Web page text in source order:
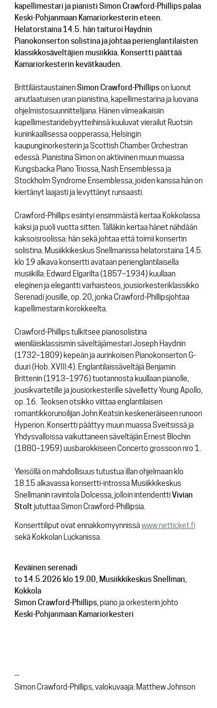
kapellimestari ja pianisti Simon Crawford-Phillips palaa
Keski-Pohjanmaan Kamariorkesterin eteen.
Helatorstaina 14.5. hän taituroi Haydnin
Pianokonserton solistina ja johtaa perienglantilaisten
klassikkosäveltäjien musiikkia. Konsertti päättää
Kamariorkesterin kevätkauden.
BrittiläistaustainenSimon Crawford-Phillipson luonut
ainutlaatuisen uran pianistina, kapellimestarina ja luovana
ohjelmistosuunnittelijana. Hänen viimeaikaisiin
kapellimestaridebyytteihinsä kuuluvat vierailut Ruotsin
kuninkaallisessa oopperassa, Helsingin
kaupunginorkesterin ja Scottish Chamber Orchestran
edessä. Pianistina Simon on aktiivinen muun muassa
Kungsbacka Piano Triossa, Nash Ensemblessa ja
Stockholm Syndrome Ensemblessa, joiden kanssa hän on
kiertänyt laajasti ja levyttänyt runsaasti.
Crawford-Phillips esiintyi ensimmäistä kertaa Kokkolassa
kaksi ja puoli vuotta sitten. Tälläkin kertaa hänet nähdään
kaksoisroolissa: hän sekä johtaa että toimii konsertin
solistina. Musiikkikeskus Snellmanissa helatorstaina 14.5.
klo 19 alkava konsertti avataan perienglantilaisella
musiikilla: Edward Elgarilta (1857–1934) kuullaan
eleginen ja elegantti varhaisteos, jousiorkesteriklassikko
Serenadi jousille, op. 20, jonka Crawford-Phillipsjohtaa
kapellimestarin korokkeelta.
Crawford-Phillips tulkitsee pianosolistina
wieniläisklassismin säveltäjämestari Joseph Haydnin
(1732–1809) kepeän ja aurinkoisen Pianokonserton G-
duuri (Hob. XVIII:4). Englantilaissäveltäjä Benjamin
Brittenin (1913–1976) tuotannosta kuullaan pianolle,
jousikvartetille ja jousiorkesterille sävelletty Young Apollo,
op. 16. Teoksen otsikko viittaa englantilaisen
romantikkorunoilijan John Keatsin keskeneräiseen runoon
Hyperion. Konsertti päättyy muun muassa Sveitsissä ja
Yhdysvalloissa vaikuttaneen säveltäjän Ernest Blochin
(1880–1959) uusbarokkiseen Concerto grossoon nro 1.
Yleisöllä on mahdollisuus tutustua illan ohjelmaan klo
18.15 alkavassa konsertti-introssa Musiikkikeskus
Snellmanin ravintola Dolcessa, jolloin intendenttiVivian
Stolt jututtaa Simon Crawford-Phillipsia.
Konserttiliput ovat ennakkomyynnissäwww.netticket.fi
sekä Kokkolan Luckanissa.
Keväinen serenadi
to 14.5.2026 klo 19.00, Musiikkikeskus Snellman,
Kokkola
Simon Crawford-Phillips, piano ja orkesterin johto
Keski-Pohjanmaan Kamariorkesteri
--
Simon Crawford-Phillips, valokuvaaja: Matthew Johnson